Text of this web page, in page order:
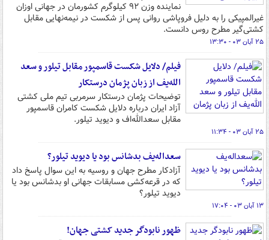
نماینده وزن ۹۲ کیلوگرم کشورمان در جهانی اوزان
غیرالمپیکی را به دلیل فروپاشی روانی پس از شکست در نیمه‌نهایی مقابل
کشتی‌گیر مطرح روس دانست.
۲۵ آبان ۰۳ - ۱۳:۳۰
فیلم/ دلایل شکست قاسمپور مقابل تیلور و سعد
الله‌یف از زبان پژمان درستکار
توضیحات پژمان درستکار سرمربی تیم ملی کشتی
آزاد ایران درباره دلایل شکست کامران قاسمپور
مقابل سعدالله‌اف و دیوید تیلور.
۲۵ آبان ۰۳ - ۱۱:۳۴
سعداله‌یف بدشانس بود یا دیوید تیلور؟
آزادکار مطرح جهان و روسیه به این سوال پاسخ داد
که در قرعه‌کشی مسابقات جهانی او بدشانس بود یا
دیوید تیلور؟
۱۳ آبان ۰۳ - ۱۷:۰۴
ظهور نابودگر جدید کشتی جهان!